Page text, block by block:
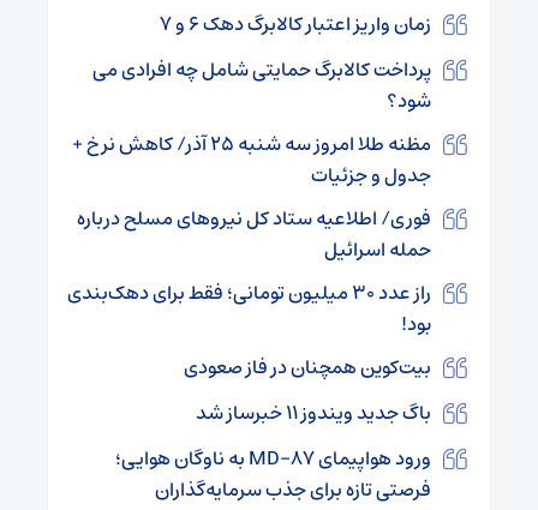
زمان واریز اعتبار کالابرگ دهک ۶ و ۷
پرداخت کالابرگ حمایتی شامل چه افرادی می
شود؟
مظنه طلا امروز سه شنبه ۲۵ آذر/ کاهش نرخ +
جدول و جزئیات
فوری/ اطلاعیه ستاد کل نیروهای مسلح درباره
حمله اسرائیل
راز عدد ۳۰ میلیون تومانی؛ فقط برای دهک‌بندی
بود!
بیت‌کوین همچنان در فاز صعودی
باگ جدید ویندوز ۱۱ خبرساز شد
ورود هواپیمای MD-۸۷ به ناوگان هوایی؛
فرصتی تازه برای جذب سرمایه‌گذاران